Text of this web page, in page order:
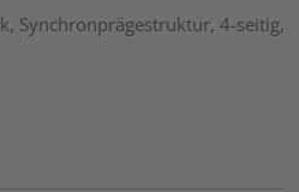
Synchronprägestruktur, 4-seitig,